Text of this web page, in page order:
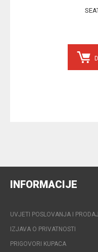
INFORMACIJE
UVJETI POSLOVANJA I
IZJAVA O PRIVATNOSTI
PRIGOVORI KUPACA